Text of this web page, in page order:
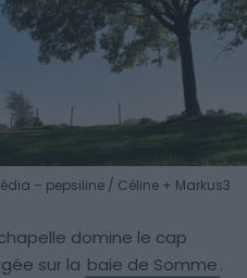
– pepsiline / Céline + Markus3
domine le cap
sur la baie de Somme.